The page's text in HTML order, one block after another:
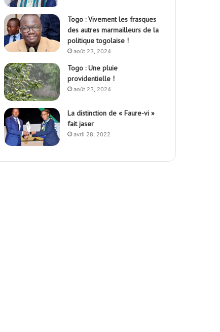
Togo : Vivement les frasques
des autres marmailleurs de la
politique togolaise !
août 23, 2024
Togo : Une pluie
providentielle !
août 23, 2024
La distinction de « Faure-vi »
fait jaser
avril 28, 2022